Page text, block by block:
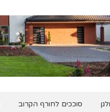
סוככים לחורף הקרוב